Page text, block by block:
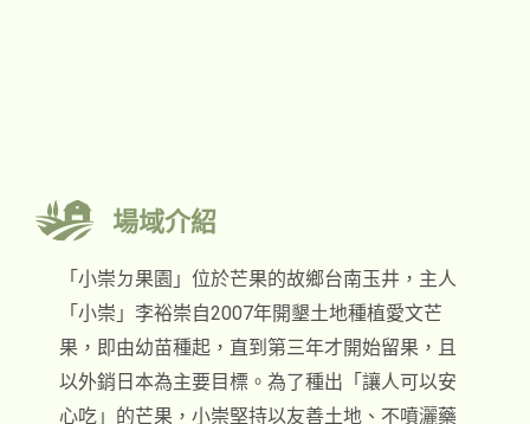
場域介紹
「小崇ㄉ果園」位於芒果的故鄉台南玉井，主人
「小崇」李裕崇自2007年開墾土地種植愛文芒
果，即由幼苗種起，直到第三年才開始留果，且
以外銷日本為主要目標。為了種出「讓人可以安
心吃」的芒果，小崇堅持以友善土地、不噴灑藥